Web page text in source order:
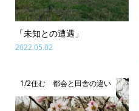
「未知との遭遇」
2022.05.02
1/2住む 都会と田舎の違い